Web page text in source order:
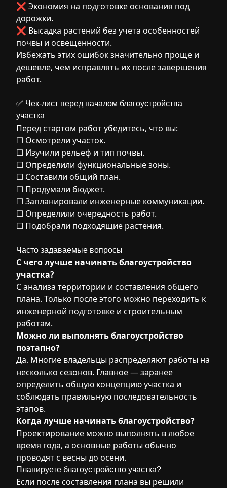
❌ Экономия на подготовке основания под
дорожки.
❌ Высадка растений без учета особенностей
почвы и освещенности.
Избежать этих ошибок значительно проще и
дешевле, чем исправлять их после завершения
работ.
✅ Чек-лист перед началом благоустройства
участка
Перед стартом работ убедитесь, что вы:
☐ Осмотрели участок.
☐ Изучили рельеф и тип почвы.
☐ Определили функциональные зоны.
☐ Составили общий план.
☐ Продумали бюджет.
☐ Запланировали инженерные коммуникации.
☐ Определили очередность работ.
☐ Подобрали подходящие растения.
Часто задаваемые вопросы
С чего лучше начинать благоустройство
участка?
С анализа территории и составления общего
плана. Только после этого можно переходить к
инженерной подготовке и строительным
работам.
Можно ли выполнять благоустройство
поэтапно?
Да. Многие владельцы распределяют работы на
несколько сезонов. Главное — заранее
определить общую концепцию участка и
соблюдать правильную последовательность
этапов.
Когда лучше начинать благоустройство?
Проектирование можно выполнять в любое
время года, а основные работы обычно
проводят с весны до осени.
Планируете благоустройство участка?
Если после составления плана вы решили